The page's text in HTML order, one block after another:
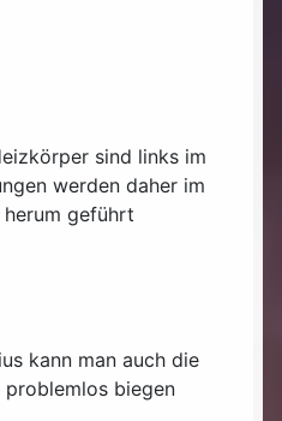
sind links im
werden daher im
herum geführt
kann man auch die
biegen